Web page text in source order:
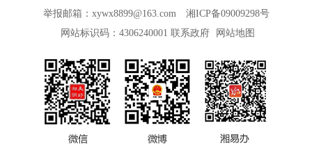
举报邮箱：xywx8899@163.com
湘ICP备09009298号
网站标识码：4306240001 联系政府 网站地图